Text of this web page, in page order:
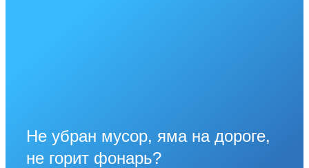
Не убран мусор, яма на дороге,
не горит фонарь?